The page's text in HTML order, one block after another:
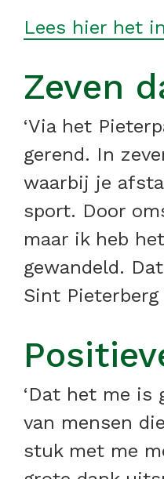
Lees hier het
Zeven
‘Via het
gerend. In
waarbij je
sport. Door
maar ik heb
gewandeld.
Sint Pieterberg
‘Dat het me is
van mensen
stuk met me